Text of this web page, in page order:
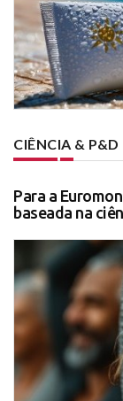
CIÊNCIA & P&D
Para a
baseada na